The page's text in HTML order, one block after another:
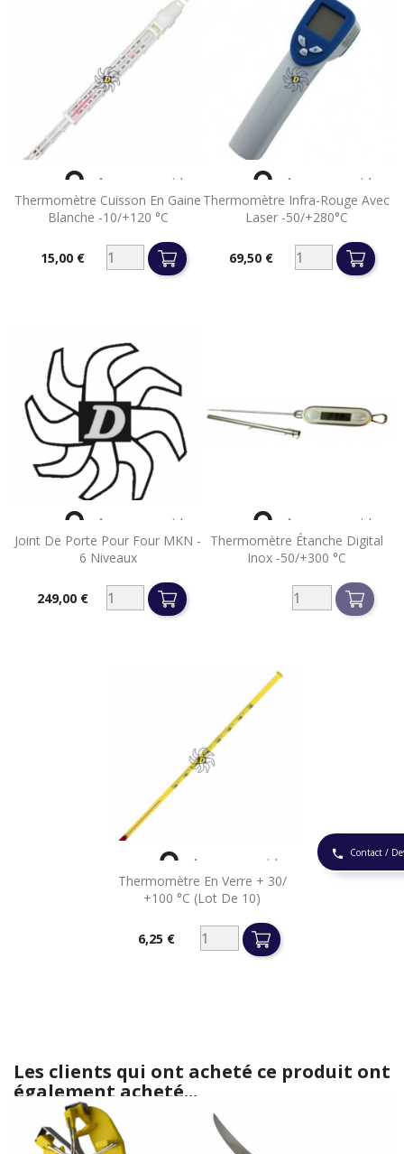
phone Contact /
Thermomètre Cuisson En Gaine
Blanche -10/+120 °C
15,00 €
 Aperçu rapide
Thermomètre Infra-Rouge Avec
Laser -50/+280°C
Prix69,50 €
 Aperçu rapide
Joint De Porte Pour Four MKN -
6 Niveaux
Prix249,00 €
 Aperçu rapide
Thermomètre Étanche Digital
Inox -50/+300 °C
 Aperçu rapide
Thermomètre En Verre + 30/
+100 °C (lot De 10)
6,25 €
 Aperçu rapide
Les clients qui ont acheté ce produit ont
également acheté...